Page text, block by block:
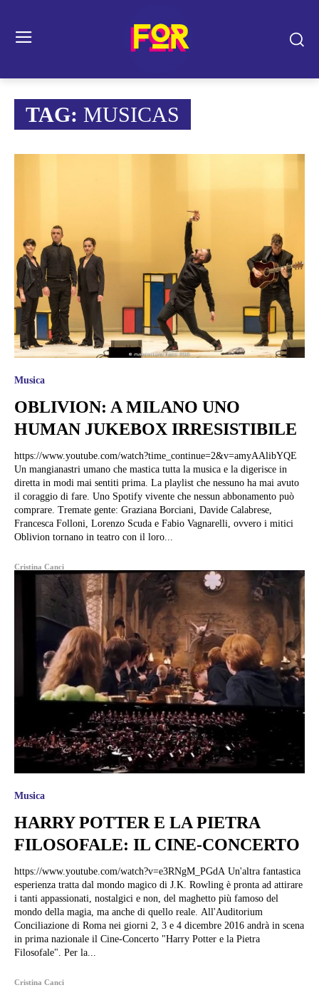
TAG: MUSICAS
Musica
OBLIVION: A MILANO UNO
HUMAN JUKEBOX IRRESISTIBILE
https://www.youtube.com/watch?time_continue=2&v=amyAAlibYQE
Un mangianastri umano che mastica tutta la musica e la digerisce in
diretta in modi mai sentiti prima. La playlist che nessuno ha mai avuto
il coraggio di fare. Uno Spotify vivente che nessun abbonamento può
comprare. Tremate gente: Graziana Borciani, Davide Calabrese,
Francesca Folloni, Lorenzo Scuda e Fabio Vagnarelli, ovvero i mitici
Oblivion tornano in teatro con il loro...
Cristina Canci
Musica
HARRY POTTER E LA PIETRA
FILOSOFALE: IL CINE-CONCERTO
https://www.youtube.com/watch?v=e3RNgM_PGdA Un'altra fantastica
esperienza tratta dal mondo magico di J.K. Rowling è pronta ad attirare
i tanti appassionati, nostalgici e non, del maghetto più famoso del
mondo della magia, ma anche di quello reale. All'Auditorium
Conciliazione di Roma nei giorni 2, 3 e 4 dicembre 2016 andrà in scena
in prima nazionale il Cine-Concerto "Harry Potter e la Pietra
Filosofale". Per la...
Cristina Canci